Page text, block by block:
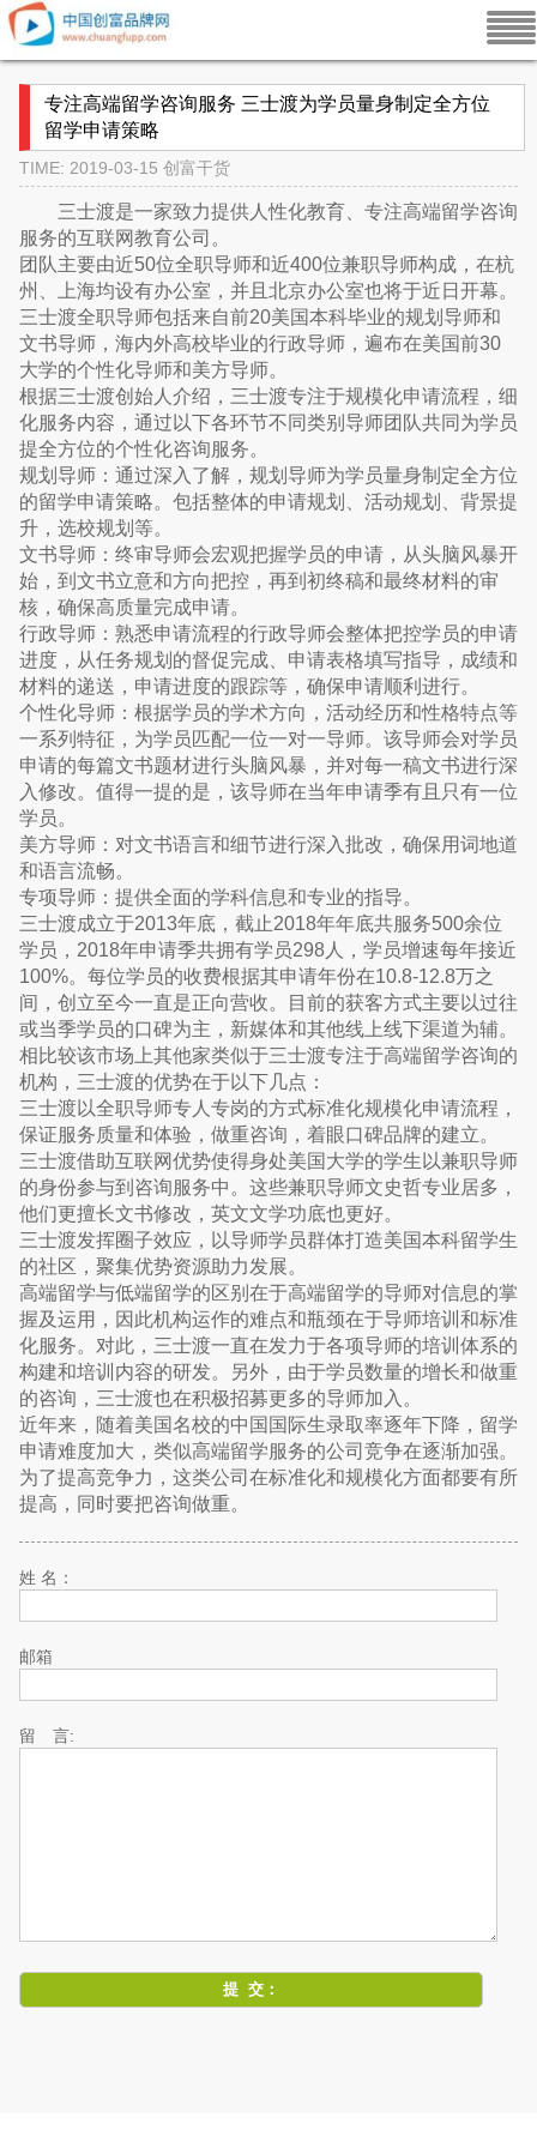
专注高端留学咨询服务 三士渡为学员量身制定全方位
留学申请策略
TIME: 2019-03-15 创富干货
三士渡是一家致力提供人性化教育、专注高端留学咨询
服务的互联网教育公司。
团队主要由近50位全职导师和近400位兼职导师构成，在杭
州、上海均设有办公室，并且北京办公室也将于近日开幕。
三士渡全职导师包括来自前20美国本科毕业的规划导师和
文书导师，海内外高校毕业的行政导师，遍布在美国前30
大学的个性化导师和美方导师。
根据三士渡创始人介绍，三士渡专注于规模化申请流程，细
化服务内容，通过以下各环节不同类别导师团队共同为学员
提全方位的个性化咨询服务。
规划导师：通过深入了解，规划导师为学员量身制定全方位
的留学申请策略。包括整体的申请规划、活动规划、背景提
升，选校规划等。
文书导师：终审导师会宏观把握学员的申请，从头脑风暴开
始，到文书立意和方向把控，再到初终稿和最终材料的审
核，确保高质量完成申请。
行政导师：熟悉申请流程的行政导师会整体把控学员的申请
进度，从任务规划的督促完成、申请表格填写指导，成绩和
材料的递送，申请进度的跟踪等，确保申请顺利进行。
个性化导师：根据学员的学术方向，活动经历和性格特点等
一系列特征，为学员匹配一位一对一导师。该导师会对学员
申请的每篇文书题材进行头脑风暴，并对每一稿文书进行深
入修改。值得一提的是，该导师在当年申请季有且只有一位
学员。
美方导师：对文书语言和细节进行深入批改，确保用词地道
和语言流畅。
专项导师：提供全面的学科信息和专业的指导。
三士渡成立于2013年底，截止2018年年底共服务500余位
学员，2018年申请季共拥有学员298人，学员增速每年接近
100%。每位学员的收费根据其申请年份在10.8-12.8万之
间，创立至今一直是正向营收。目前的获客方式主要以过往
或当季学员的口碑为主，新媒体和其他线上线下渠道为辅。
相比较该市场上其他家类似于三士渡专注于高端留学咨询的
机构，三士渡的优势在于以下几点：
三士渡以全职导师专人专岗的方式标准化规模化申请流程，
保证服务质量和体验，做重咨询，着眼口碑品牌的建立。
三士渡借助互联网优势使得身处美国大学的学生以兼职导师
的身份参与到咨询服务中。这些兼职导师文史哲专业居多，
他们更擅长文书修改，英文文学功底也更好。
三士渡发挥圈子效应，以导师学员群体打造美国本科留学生
的社区，聚集优势资源助力发展。
高端留学与低端留学的区别在于高端留学的导师对信息的掌
握及运用，因此机构运作的难点和瓶颈在于导师培训和标准
化服务。对此，三士渡一直在发力于各项导师的培训体系的
构建和培训内容的研发。另外，由于学员数量的增长和做重
的咨询，三士渡也在积极招募更多的导师加入。
近年来，随着美国名校的中国国际生录取率逐年下降，留学
申请难度加大，类似高端留学服务的公司竞争在逐渐加强。
为了提高竞争力，这类公司在标准化和规模化方面都要有所
提高，同时要把咨询做重。
姓 名：
邮箱
留 言: